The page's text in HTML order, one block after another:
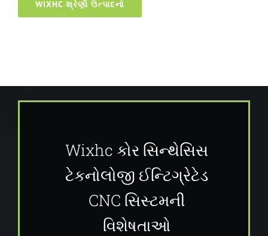
WIXHC શ્રેણી ઉત્પાદનો
Wixhc કોર સિન્થેસિસ
ટેકનોલોજી ઈન્ટિગ્રેટેડ
CNC સિસ્ટમની
વિશેષતાઓ